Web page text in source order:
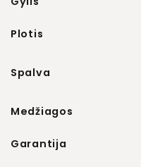
Plotis
Spalva
Medžiagos
Garantija